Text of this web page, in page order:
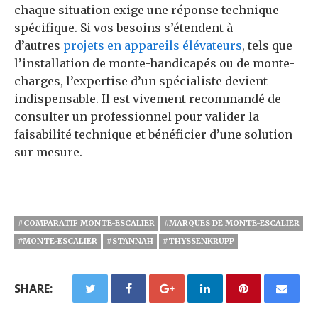
chaque situation exige une réponse technique
spécifique. Si vos besoins s’étendent à
d’autres projets en appareils élévateurs, tels que
l’installation de monte-handicapés ou de monte-
charges, l’expertise d’un spécialiste devient
indispensable. Il est vivement recommandé de
consulter un professionnel pour valider la
faisabilité technique et bénéficier d’une solution
sur mesure.
#COMPARATIF MONTE-ESCALIER
#MARQUES DE MONTE-ESCALIER
#MONTE-ESCALIER
#STANNAH #THYSSENKRUPP
SHARE: